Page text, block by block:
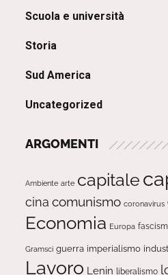
Scuola e università
Storia
Sud America
Uncategorized
ARGOMENTI
Ambiente arte capitale
cina comunismo coronavirus
Economia Europa
Gramsci guerra imperialismo
Lavoro Lenin liberalismo